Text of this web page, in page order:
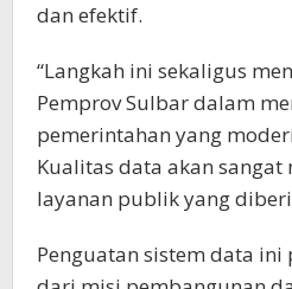
dan efektif.
“Langkah ini sekaligus
Pemprov Sulbar dalam
pemerintahan yang
Kualitas data akan
layanan publik yang
Penguatan sistem data